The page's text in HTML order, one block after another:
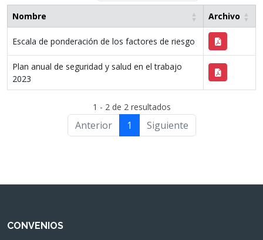
Nombre Archivo
Escala de ponderación de los factores de riesgo
Plan anual de seguridad y salud en el trabajo
2023
1 - 2 de 2 resultados
Anterior 1 Siguiente
CONVENIOS